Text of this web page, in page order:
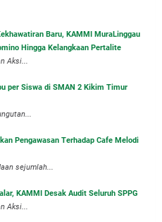
Baru, KAMMI MuraLinggau
Hingga Kelangkaan Pertalite
Aksi...
per Siswa di SMAN 2 Kikim Timur
Pengawasan Terhadap Cafe Melodi
sejumlah...
KAMMI Desak Audit Seluruh SPPG
Aksi...